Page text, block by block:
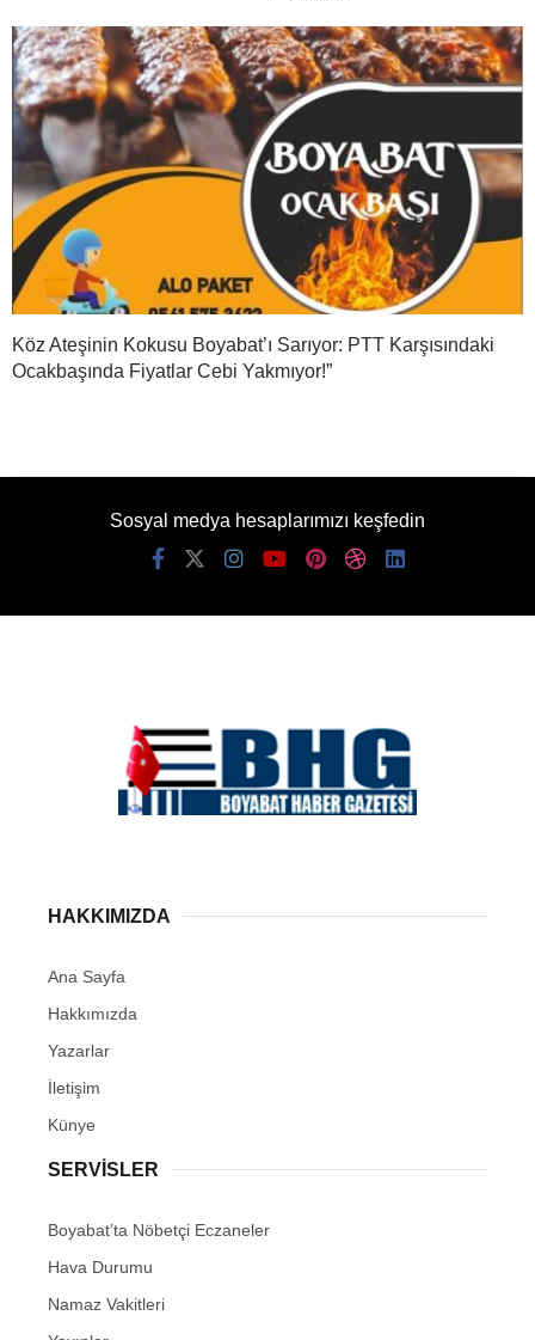
Köz Ateşinin Kokusu Boyabat’ı Sarıyor: PTT Karşısındaki
Ocakbaşında Fiyatlar Cebi Yakmıyor!”
Sosyal medya hesaplarımızı keşfedin
HAKKIMIZDA
Ana Sayfa
Hakkımızda
Yazarlar
İletişim
Künye
SERVISLER
Boyabat’ta Nöbetçi Eczaneler
Hava Durumu
Namaz Vakitleri